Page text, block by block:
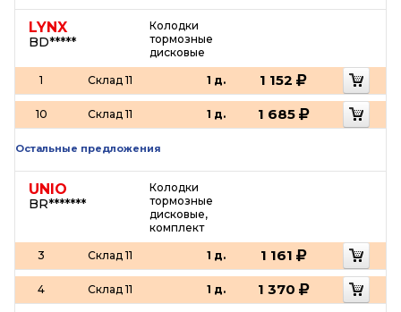
LYNX
BD*****
Колодки
тормозные
дисковые
1 Склад 11 1 д. 1 152
10 Склад 11 1 д. 1 685
Остальные предложения
UNIO
BR*******
Колодки
тормозные
дисковые,
комплект
3 Склад 11 1 д. 1 161
4 Склад 11 1 д. 1 370